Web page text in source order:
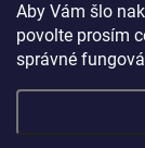
Aby Vám šlo
povolte prosím
správné